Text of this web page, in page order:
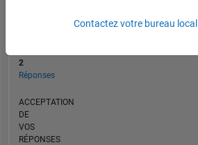
CONTRIBUTIONS
2
Réponses
ACCEPTATION
DE
VOS
RÉPONSES
Contactez votre bureau local